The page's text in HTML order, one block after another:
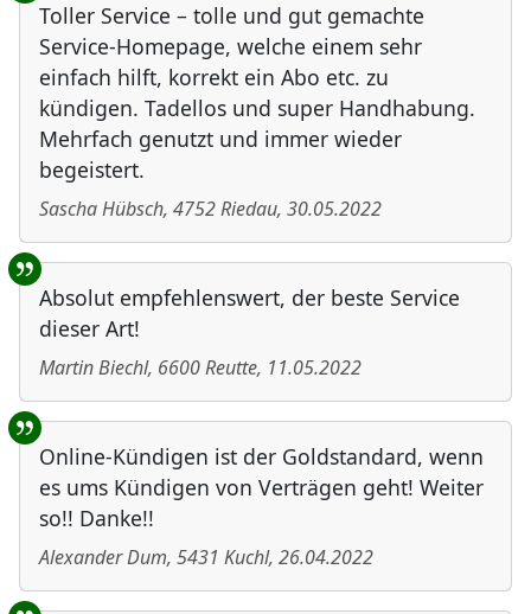
Toller Service – tolle und gut gemachte
Service-Homepage, welche einem sehr
einfach hilft, korrekt ein Abo etc. zu
kündigen. Tadellos und super Handhabung.
Mehrfach genutzt und immer wieder
begeistert.
Sascha Hübsch, 4752Riedau, 30.05.2022
Absolut empfehlenswert, der beste Service
dieser Art!
Martin Biechl, 6600Reutte, 11.05.2022
Online-Kündigen ist der Goldstandard, wenn
es ums Kündigen von Verträgen geht! Weiter
so!! Danke!!
Alexander Dum, 5431 Kuchl, 26.04.2022